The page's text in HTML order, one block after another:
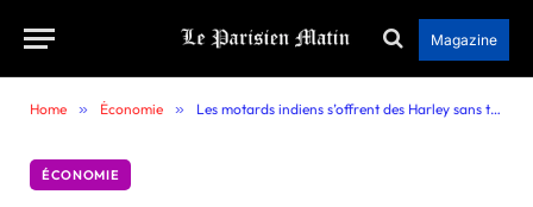
Magazine
Home » Économie » Les motards indiens s’offrent des Harley sans taxes douanières
ÉCONOMIE